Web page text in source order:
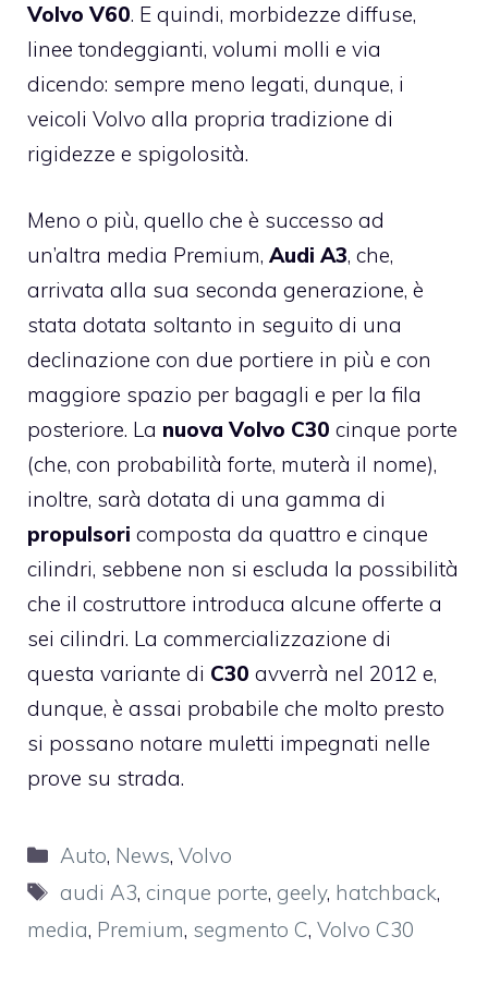
Volvo V60. E quindi, morbidezze diffuse,
linee tondeggianti, volumi molli e via
dicendo: sempre meno legati, dunque, i
veicoli Volvo alla propria tradizione di
rigidezze e spigolosità.
Meno o più, quello che è successo ad
un’altra media Premium, Audi A3, che,
arrivata alla sua seconda generazione, è
stata dotata soltanto in seguito di una
declinazione con due portiere in più e con
maggiore spazio per bagagli e per la fila
posteriore. La nuova Volvo C30 cinque porte
(che, con probabilità forte, muterà il nome),
inoltre, sarà dotata di una gamma di
propulsori composta da quattro e cinque
cilindri, sebbene non si escluda la possibilità
che il costruttore introduca alcune offerte a
sei cilindri. La commercializzazione di
questa variante di C30 avverrà nel 2012 e,
dunque, è assai probabile che molto presto
si possano notare muletti impegnati nelle
prove su strada.
Categorie
Auto, News,Volvo
Tag
audi A3, cinque porte, geely, hatchback,
media, Premium, segmento C, Volvo C30